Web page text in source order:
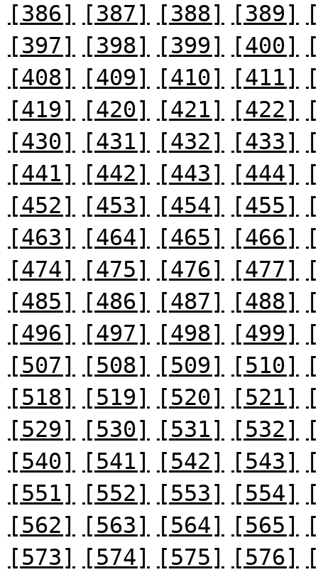
[386]
[387] [388] [389]
[397]
[398] [399] [400]
[408]
[409] [410] [411]
[419]
[420] [421] [422]
[430]
[431] [432] [433]
[441]
[442] [443] [444]
[452]
[453] [454] [455]
[463]
[464] [465] [466]
[474]
[475] [476] [477]
[485]
[486] [487] [488]
[496]
[497] [498] [499]
[507]
[508] [509] [510]
[518]
[519] [520] [521]
[529]
[530] [531] [532]
[540]
[541] [542] [543]
[551]
[552] [553] [554]
[562]
[563] [564] [565]
[573]
[574] [575] [576]